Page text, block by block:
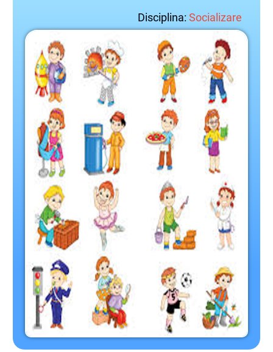
Disciplina: Socializare